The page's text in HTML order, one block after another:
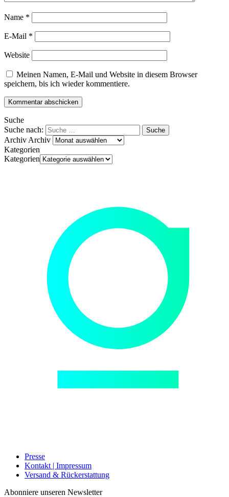
Name *
E-Mail *
Website
Meinen Namen, E-Mail und Website in diesem Browser
speichern, bis ich wieder kommentiere.
Suche
Suche nach:
Archiv Archiv
Kategorien
Kategorien
Presse
Kontakt | Impressum
Versand & Rückerstattung
Abonniere unseren Newsletter